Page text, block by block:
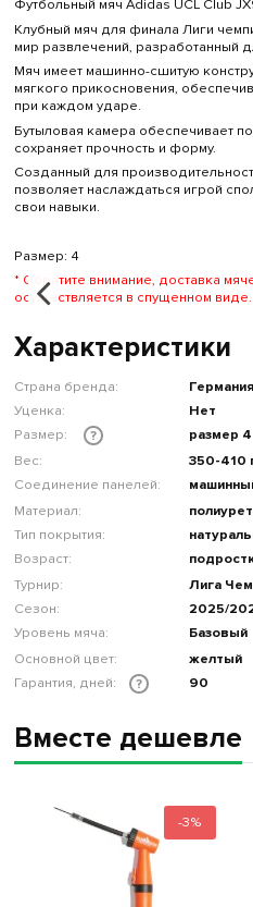
Футбольный мяч Adidas UCL Club
Клубный мяч для финала Лиги
мир развлечений, разработанный
Мяч имеет машинно-сшитую
мягкого прикосновения,
при каждом ударе.
Бутыловая камера обеспечивает
сохраняет прочность и форму.
Созданный для
позволяет наслаждаться игрой
свои навыки.
Размер: 4
* Обратите внимание, доставка
осуществляется в спущенном виде.
Характеристики
Страна бренда:
Германия
Уценка:
Нет
Размер:
? размер 4
Вес:
350-410
Соединение панелей:
Материал:
Тип покрытия:
Возраст:
Турнир:
Лига
Сезон:
2025/
Уровень мяча:
Базовый
Основной цвет:
желтый
Гарантия, дней:
? 90
Вместе дешевле
-3%